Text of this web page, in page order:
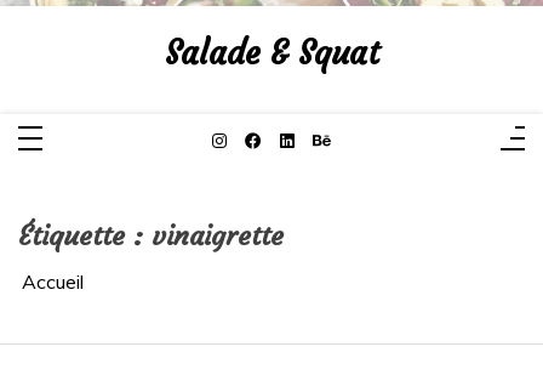
Aller
Salade & Squat
Étiquette : vinaigrette
Accueil